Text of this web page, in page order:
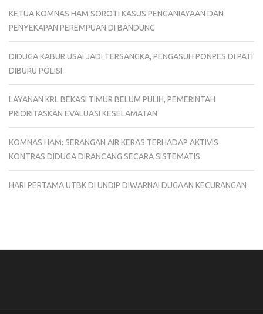
KETUA KOMNAS HAM SOROTI KASUS PENGANIAYAAN DAN
PENYEKAPAN PEREMPUAN DI BANDUNG
DIDUGA KABUR USAI JADI TERSANGKA, PENGASUH PONPES DI PATI
DIBURU POLISI
LAYANAN KRL BEKASI TIMUR BELUM PULIH, PEMERINTAH
PRIORITASKAN EVALUASI KESELAMATAN
KOMNAS HAM: SERANGAN AIR KERAS TERHADAP AKTIVIS
KONTRAS DIDUGA DIRANCANG SECARA SISTEMATIS
HARI PERTAMA UTBK DI UNDIP DIWARNAI DUGAAN KECURANGAN